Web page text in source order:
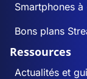
Smartphones
Bons plans
Ressources
Actualités et